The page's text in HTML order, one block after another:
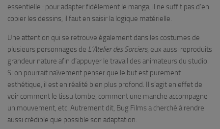
essentielle : pour adapter fidèlement le manga, il ne suffit pas d’en
copier les dessins, il faut en saisir la logique matérielle.
Une attention qui se retrouve également dans les costumes de
plusieurs personnages de L’Atelier des Sorciers, eux aussi reproduits
grandeur nature afin d’appuyer le travail des animateurs du studio.
Si on pourrait naïvement penser que le but est purement
esthétique, il est en réalité bien plus profond. Il s’agit en effet de
voir comment le tissu tombe, comment une manche accompagne
un mouvement, etc. Autrement dit, Bug Films a cherché à rendre
aussi crédible que possible son adaptation.